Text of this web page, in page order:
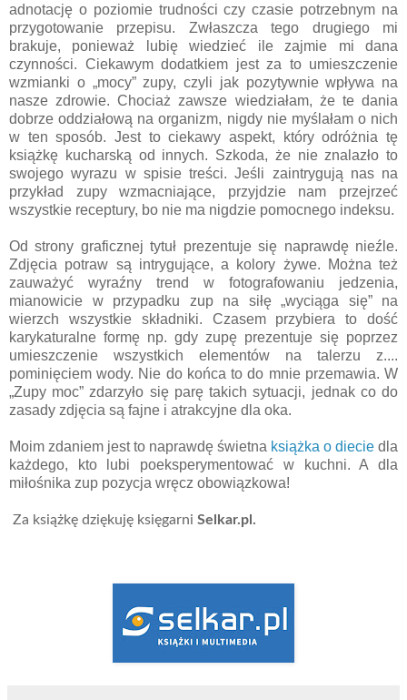
adnotację o poziomie trudności czy czasie potrzebnym na
przygotowanie przepisu. Zwłaszcza tego drugiego mi
brakuje, ponieważ lubię wiedzieć ile zajmie mi dana
czynności. Ciekawym dodatkiem jest za to umieszczenie
wzmianki o „mocy” zupy, czyli jak pozytywnie wpływa na
nasze zdrowie. Chociaż zawsze wiedziałam, że te dania
dobrze oddziałową na organizm, nigdy nie myślałam o nich
w ten sposób. Jest to ciekawy aspekt, który odróżnia tę
książkę kucharską od innych. Szkoda, że nie znalazło to
swojego wyrazu w spisie treści. Jeśli zaintrygują nas na
przykład zupy wzmacniające, przyjdzie nam przejrzeć
wszystkie receptury, bo nie ma nigdzie pomocnego indeksu.
Od strony graficznej tytuł prezentuje się naprawdę nieźle.
Zdjęcia potraw są intrygujące, a kolory żywe. Można też
zauważyć wyraźny trend w fotografowaniu jedzenia,
mianowicie w przypadku zup na siłę „wyciąga się” na
wierzch wszystkie składniki. Czasem przybiera to dość
karykaturalne formę np. gdy zupę prezentuje się poprzez
umieszczenie wszystkich elementów na talerzu z....
pominięciem wody. Nie do końca to do mnie przemawia. W
„Zupy moc” zdarzyło się parę takich sytuacji, jednak co do
zasady zdjęcia są fajne i atrakcyjne dla oka.
Moim zdaniem jest to naprawdę świetna książka o diecie dla
każdego, kto lubi poeksperymentować w kuchni. A dla
miłośnika zup pozycja wręcz obowiązkowa!
Za książkę dziękuję księgarni Selkar.pl.